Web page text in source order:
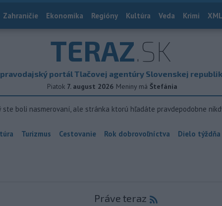
Zahraničie Ekonomika Regióny Kultúra Veda Krimi
TERAZ.SK
portál Tlačovej agentúry Slovenskej
Piatok 7. august 2026 Meniny má Štefánia
ste boli nasmerovaní, ale stránka ktorú hľadáte pravdepodobne
Turizmus Cestovanie Rok dobrovoľníctva Dielo týždňa
Práve teraz